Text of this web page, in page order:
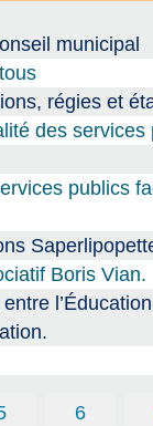
municipal
régies et
des services
publics
Boris Vian.
6